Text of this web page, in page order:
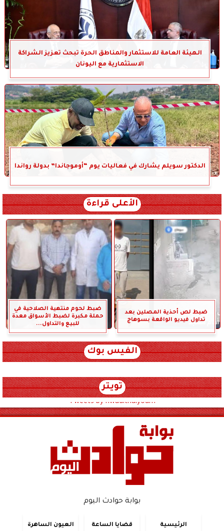
الهيئة العامة للاستثمار والمناطق الحرة تبحث تعزيز الشراكة
الاستثمارية مع اليونان
الدكتور سويلم يشارك في فعاليات يوم “أوموجاندا” بدولة رواندا
الأعلى قراءة
ضبط لص أحذية المصلين بعد
تداول فيديو الواقعة بسوهاج
ضبط لحوم منتهية الصلاحية في
حملة مكبرة لضبط الأسواق معدة
للبيع والتداول...
الفيس بوك
تويتر
Tweets by hwadithalyoum
بوابة حوادث اليوم
الرئيسية قضايا الساعة العيون الساهرة